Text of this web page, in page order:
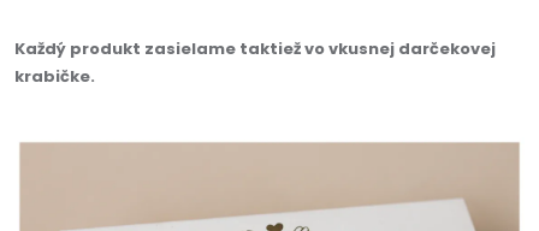
Každý produkt zasielame taktiež vo vkusnej darčekovej
krabičke.